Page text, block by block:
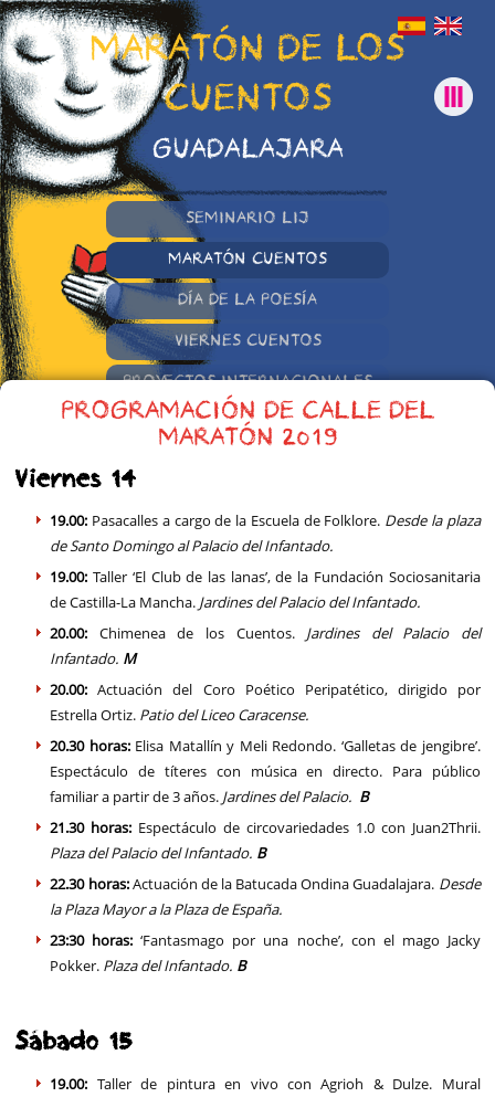
MARATÓN DE LOS
CUENTOS
GUADALAJARA
SEMINARIO LIJ
MARATÓN CUENTOS
DÍA DE LA POESÍA
VIERNES CUENTOS
PROYECTOS INTERNACIONALES
OTRAS INICIATIVAS
PROGRAMACIÓN DE CALLE DEL
MARATÓN 2019
Viernes 14
19.00: Pasacalles a cargo de la Escuela de Folklore. Desde la plaza
de Santo Domingo al Palacio del Infantado.
19.00: Taller ‘El Club de las lanas’, de la Fundación Sociosanitaria
de Castilla-La Mancha. Jardines del Palacio del Infantado.
20.00: Chimenea de los Cuentos. Jardines del Palacio del
Infantado. M
20.00:Actuación del Coro Poético Peripatético, dirigido por
Estrella Ortiz. Patio del Liceo Caracense.
20.30 horas: Elisa Matallín y Meli Redondo. ‘Galletas de jengibre’.
Espectáculo de títeres con música en directo. Para público
familiar a partir de 3 años. Jardines del Palacio. B
21.30 horas: Espectáculo de circovariedades 1.0 con Juan2Thrii.
Plaza del Palacio del Infantado. B
22.30 horas:Actuación de la Batucada Ondina Guadalajara. Desde
la Plaza Mayor a la Plaza de España.
23:30 horas: ‘Fantasmago por una noche’, con el mago Jacky
Pokker. Plaza del Infantado. B
Sábado 15
19.00: Taller de pintura en vivo con Agrioh & Dulze. Mural